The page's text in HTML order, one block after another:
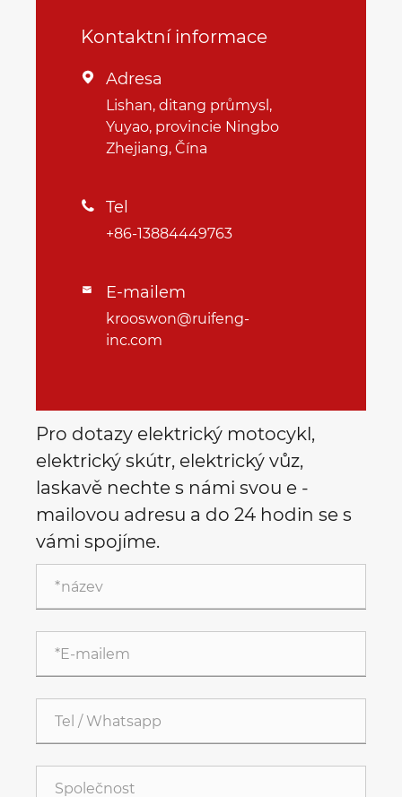
Kontaktní informace
 Adresa
Lishan, ditang průmysl,
Yuyao, provincie Ningbo
Zhejiang, Čína
 Tel
+86-13884449763
 E-mailem
krooswon@ruifeng-
inc.com
Pro dotazy elektrický motocykl,
elektrický skútr, elektrický vůz,
laskavě nechte s námi svou e -
mailovou adresu a do 24 hodin se s
vámi spojíme.